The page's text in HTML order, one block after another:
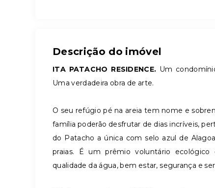
Descrição do imóvel
ITA PATACHO RESIDENCE. Um
Uma verdadeira obra de arte.
O seu refúgio pé na areia tem nome e
família poderão desfrutar de dias incríveis,
do Patacho a única com selo azul de
praias. É um prêmio voluntário
qualidade da água, bem estar, segurança e